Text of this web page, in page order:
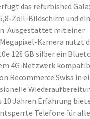
das refurbished
Zoll-Bildschirm und
Ausgestattet mit einer
Kamera nutzt
128 GB silber ein
4G-Netzwerk
Recommerce Swiss in
Jahren Erfahrung
Telefone für